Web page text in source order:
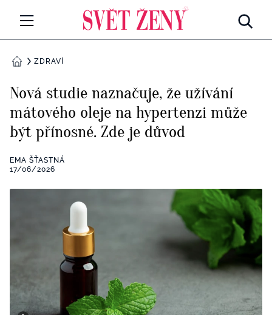
Všechny kategorie
Rozhovory
RETROHUBKY
Všechny kategorie
Seberozvoj
Všechny kategorie
Životní styl
Všechny kategorie
Testy a kvízy
Všechny kategorie
Tvoření
BurdaMedia
Extra
SVĚT ŽENY - 599 KČ
DOMŮZDRAVÍ
Nová studie naznačuje, že užívání
mátového oleje na hypertenzi může
být přínosné. Zde je důvod
EMA ŠŤASTNÁ
17/06/2026